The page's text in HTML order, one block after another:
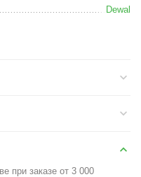
Dewal
при заказе от 3 000